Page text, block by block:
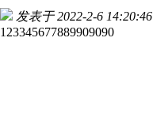
发表于 2022-2-6 14:20:46
123345677889909090